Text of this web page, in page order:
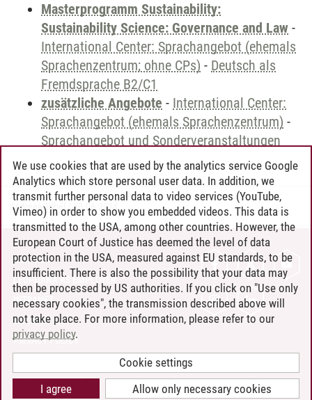
Masterprogramm Sustainability:
Sustainability Science: Governance and Law -
International Center: Sprachangebot (ehemals
Sprachenzentrum; ohne CPs) - Deutsch als
Fremdsprache B2/C1
zusätzliche Angebote - International Center:
Sprachangebot (ehemals Sprachenzentrum) -
Sprachangebot und Sonderveranstaltungen
Andreea Tribel 30.06.2024
CONTACT
LEUPHANA AS EMPLOYER
INTRANET
SITE NOTICE
PRIVACY POLICY
COOKIE SETTINGS
We use cookies that are used by the analytics service Google
Analytics which store personal user data. In addition, we
transmit further personal data to video services (YouTube,
Vimeo) in order to show you embedded videos. This data is
transmitted to the USA, among other countries. However, the
European Court of Justice has deemed the level of data
protection in the USA, measured against EU standards, to be
insufficient. There is also the possibility that your data may
then be processed by US authorities. If you click on "Use only
necessary cookies", the transmission described above will
not take place. For more information, please refer to our
privacy policy.
Cookie settings
Allow only necessary cookies
I agree